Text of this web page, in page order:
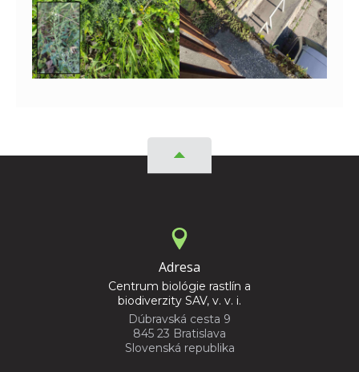
Adresa
Centrum biológie rastlín a
biodiverzity SAV, v. v. i.
Dúbravská cesta 9
845 23 Bratislava
Slovenská republika